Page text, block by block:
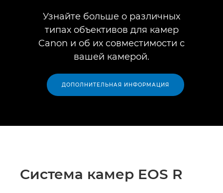
Узнайте больше о различных
типах объективов для камер
Canon и об их совместимости с
вашей камерой.
ДОПОЛНИТЕЛЬНАЯ ИНФОРМАЦИЯ
Система камер EOS R